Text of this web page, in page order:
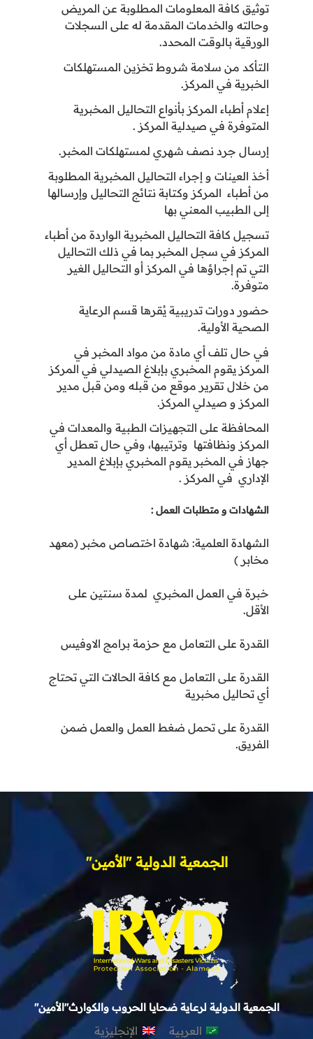
توثيق كافة المعلومات المطلوبة عن المريض
وحالته والخدمات المقدمة له على السجلات
الورقية بالوقت المحدد.
التأكد من سلامة شروط تخزين المستهلكات
الخبرية في المركز.
إعلام أطباء المركز بأنواع التحاليل المخبرية
المتوفرة في صيدلية المركز .
إرسال جرد نصف شهري لمستهلكات المخبر.
أخذ العينات و إجراء التحاليل المخبرية المطلوبة
من أطباء المركز وكتابة نتائج التحاليل وإرسالها
إلى الطبيب المعني بها
تسجيل كافة التحاليل المخبرية الواردة من أطباء
المركز في سجل المخبر بما في ذلك التحاليل
التي تم إجراؤها في المركز أو التحاليل الغير
متوفرة.
حضور دورات تدريبية يُقرها قسم الرعاية
الصحية الأولية.
في حال تلف أي مادة من مواد المخبر في
المركز يقوم المخبري بإبلاغ الصيدلي في المركز
من خلال تقرير موقع من قبله ومن قبل مدير
المركز و صيدلي المركز.
المحافظة على التجهيزات الطبية والمعدات في
المركز ونظافتها وترتيبها، وفي حال تعطل أي
جهاز في المخبر يقوم المخبري بإبلاغ المدير
الإداري في المركز .
الشهادات و متطلبات العمل :
الشهادة العلمية: شهادة اختصاص مخبر (معهد
مخابر )
خبرة في العمل المخبري لمدة سنتين على
الأقل.
القدرة على التعامل مع حزمة برامج الاوفيس
القدرة على التعامل مع كافة الحالات التي تحتاج
أي تحاليل مخبرية
القدرة على تحمل ضغط العمل والعمل ضمن
الفريق.
الجمعية الدولية "الأمين"
الجمعية الدولية لرعاية ضحايا الحروب والكوارث"الأمين"
العربية الإنجليزية